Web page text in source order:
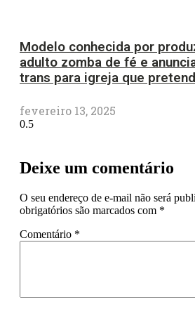
Modelo conhecida por
adulto zomba de fé e
trans para igreja que
fevereiro 13, 2025
Deixe um comentário
O seu endereço de e-mail não será
obrigatórios são marcados com *
Comentário *